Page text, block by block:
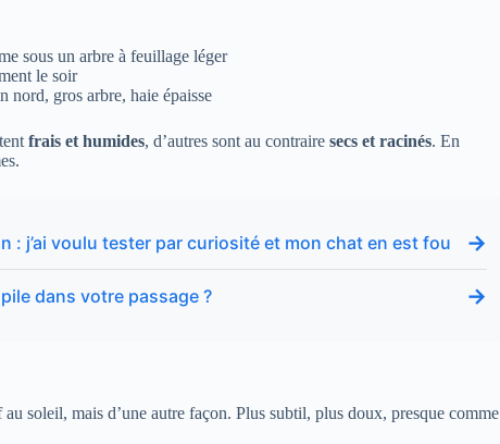
sous un arbre à feuillage léger
le soir
nord, gros arbre, haie épaisse
frais et humides, d’autres sont au contraire secs et racinés. En
: j’ai voulu tester par curiosité et mon chat en est fou →
dans votre passage ? →
soleil, mais d’une autre façon. Plus subtil, plus doux, presque comme